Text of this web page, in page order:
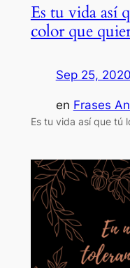
Es tu vida así
color que
Sep 25, 2020
en Frases
Es tu vida así que tú